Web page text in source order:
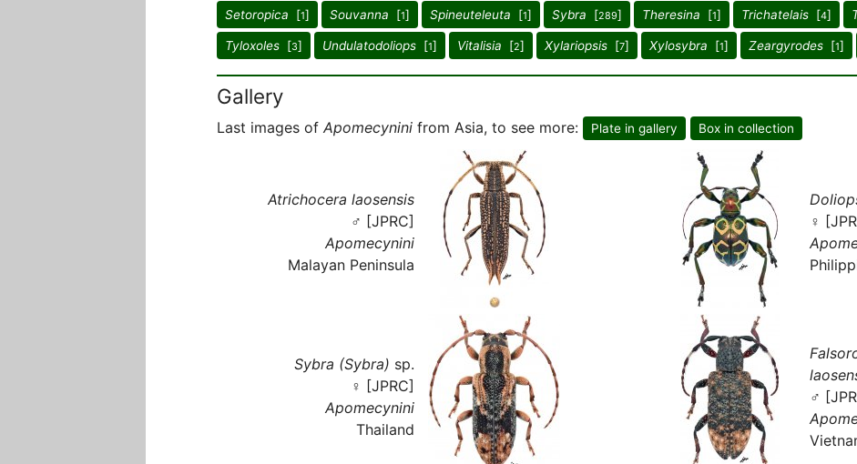
Setoropica [1] Souvanna [1] Spineuteleuta [1] Sybra [289] Theresina [1] Trichatelais [4]
Tyloxoles [3] Undulatodoliops [1] Vitalisia [2] Xylariopsis [7] Xylosybra [1] Zeargyrodes [1]
Gallery
Last images of Apomecynini from Asia, to see more: Plate in gallery Box in collection
Atrichocera laosensis
♂ [JPRC]
Apomecynini
Malayan Peninsula
♀
Sybra (Sybra) sp.
♀ [JPRC]
Apomecynini
Thailand
♂